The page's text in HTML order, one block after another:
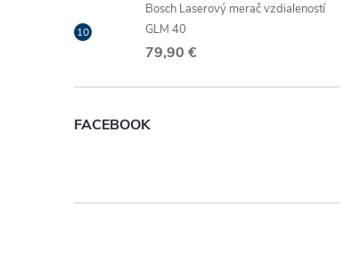
Bosch Laserový merač vzdialeností
GLM 40
79,90 €
FACEBOOK